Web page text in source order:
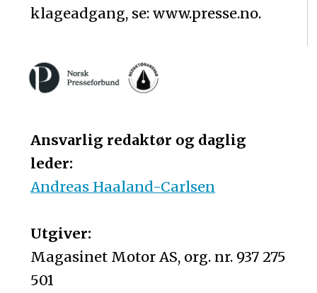
klageadgang, se: www.presse.no.
Ansvarlig redaktør og daglig
leder:
Andreas Haaland-Carlsen
Utgiver:
Magasinet Motor AS, org. nr. 937 275
501